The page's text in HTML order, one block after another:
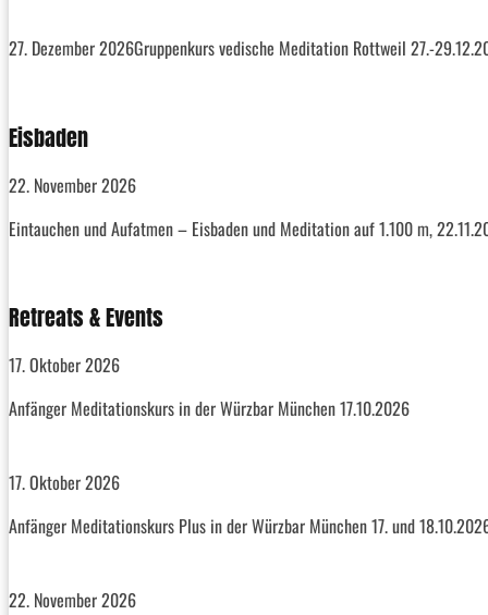
27. Dezember 2026Gruppenkurs vedische Meditation Rottweil 27.-
Eisbaden
22. November 2026
Eintauchen und Aufatmen – Eisbaden und Meditation auf 1.100 m,
Retreats & Events
17. Oktober 2026
Anfänger Meditationskurs in der Würzbar München 17.10.2026
17. Oktober 2026
Anfänger Meditationskurs Plus in der Würzbar München 17. und
22. November 2026